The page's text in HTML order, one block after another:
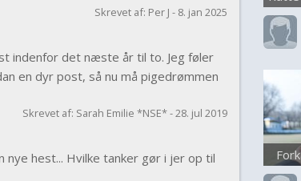
Skrevet af: Per J - 8. jan 2025
indenfor det næste år til to. Jeg føler
en dyr post, så nu må pigedrømmen
Skrevet af: Sarah Emilie *NSE* - 28. jul 2019
nye hest... Hvilke tanker gør i jer op til
er
for